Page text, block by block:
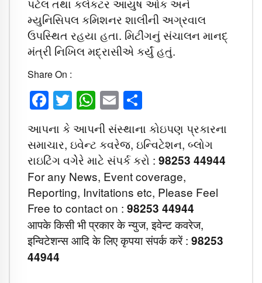
પટેલ તથા કલેકટર આયુષ ઓક અને
મ્યુનિસિપલ કમિશનર શાલીની અગ્રવાલ
ઉપસ્થિત રહયા હતા. મિટીંગનું સંચાલન માનદ્‌
મંત્રી નિખિલ મદ્રાસીએ કર્યું હતું.
Share On :
Facebook
TwitterWhatsApp
Email
આપના કે આપની સંસ્થાના કોઇપણ પ્રકારના
સમાચાર, ઇવેન્ટ કવરેજ, ઇન્વિટેશન, બ્લોગ
રાઇટિંગ વગેેરે માટે સંપર્ક કરો : 98253 44944
For any News, Event coverage,
Reporting, Invitations etc, Please Feel
Free to contact on : 98253 44944
आपके किसी भी प्रकार के न्युज, इवेन्ट कवरेज,
इन्विटेशन्स आदि के लिए कृपया संपर्क करें : 98253
44944